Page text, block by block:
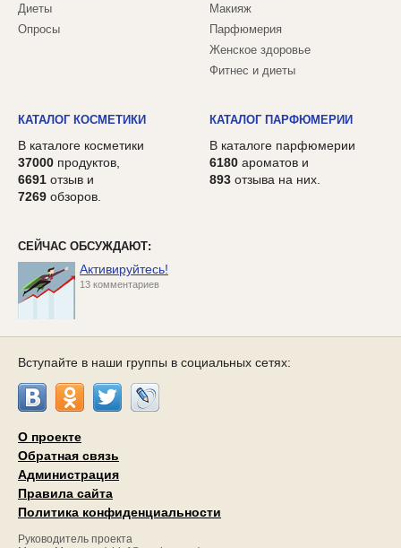
Диеты
Опросы
Макияж
Парфюмерия
Женское здоровье
Фитнес и диеты
КАТАЛОГ КОСМЕТИКИ
В каталоге косметики
37000 продуктов,
6691 отзыв и
7269 обзоров.
КАТАЛОГ ПАРФЮМЕРИИ
В каталоге парфюмерии
6180 ароматов и
893 отзыва на них.
СЕЙЧАС ОБСУЖДАЮТ:
Активируйтесь!
13 комментариев
Вступайте в наши группы в социальных сетях:
О проекте
Обратная связь
Администрация
Правила сайта
Политика конфиденциальности
Руководитель проекта